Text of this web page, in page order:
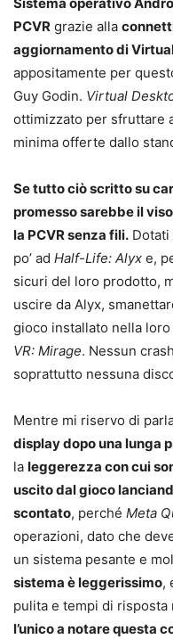
PCVR grazie alla
aggiornamento di
appositamente per
Guy Godin. Virtual
ottimizzato per sfruttare
minima offerte dallo
Se tutto ciò scritto su
promesso sarebbe il
la PCVR senza fili. Dotati
po’ ad Half-Life: Alyx e,
sicuri del loro prodotto,
uscire da Alyx,
gioco installato nella
VR: Mirage. Nessun
soprattutto nessuna
Mentre mi riservo di
display dopo una lunga
la leggerezza con cui
uscito dal gioco
scontato, perché Meta
operazioni, dato che
un sistema pesante e
sistema è leggerissimo,
pulita e tempi di risposta
l’unico a notare questa